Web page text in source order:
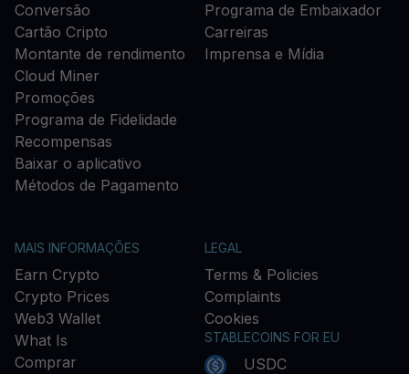
Conversão
Cartão Cripto
Montante de rendimento
Cloud Miner
Promoções
Programa de Fidelidade
Recompensas
Baixar o aplicativo
Métodos de Pagamento
Programa de Embaixador
Carreiras
Imprensa e Mídia
MAIS INFORMAÇÕES
Earn Crypto
Crypto Prices
Web3 Wallet
What Is
Comprar
LEGAL
Terms & Policies
Complaints
Cookies
STABLECOINS FOR EU
USDC